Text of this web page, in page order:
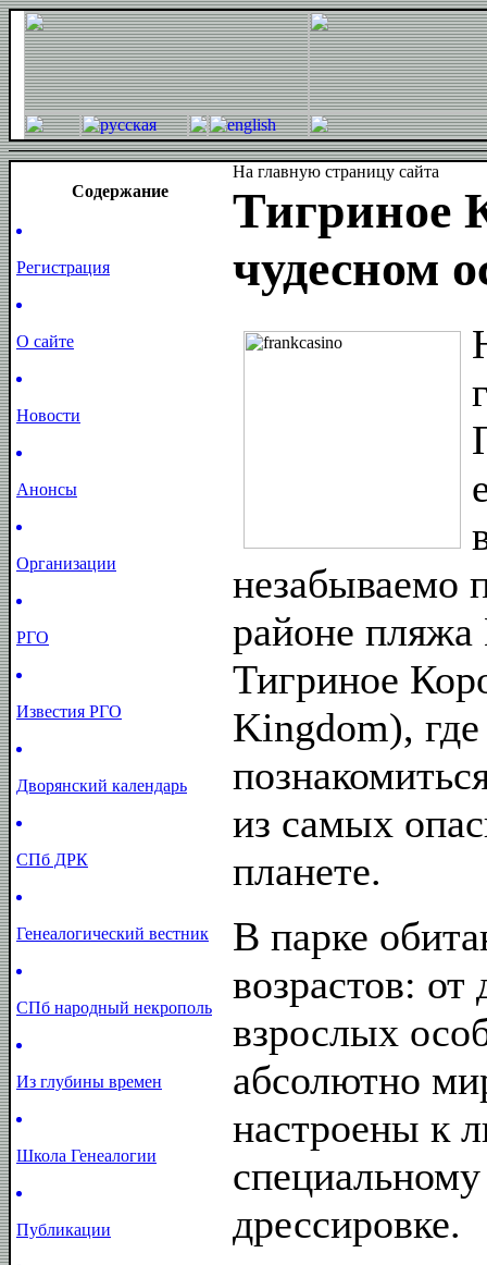
Cодержание
Регистрация
О сайте
Новости
Анонсы
Организации
РГО
Известия РГО
Дворянский календарь
СПб ДРК
Генеалогический вестник
СПб народный некрополь
Из глубины времен
Школа Генеалогии
Публикации
На главную страницу сайта
Тигриное
чудесном
незабываемо
районе пляжа
Тигриное
Kingdom),
из самых
планете.
В парке
возрастов:
взрослых
абсолютно
настроены к
дрессировке.